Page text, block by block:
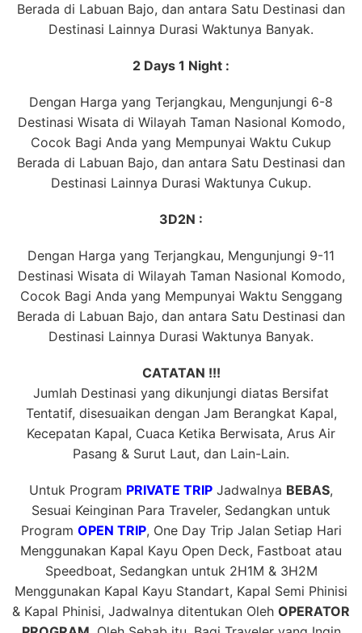
Berada di Labuan Bajo, dan antara Satu Destinasi dan
Destinasi Lainnya Durasi Waktunya Banyak.
2 Days 1 Night :
Dengan Harga yang Terjangkau, Mengunjungi 6-8
Destinasi Wisata di Wilayah Taman Nasional Komodo,
Cocok Bagi Anda yang Mempunyai Waktu Cukup
Berada di Labuan Bajo, dan antara Satu Destinasi dan
Destinasi Lainnya Durasi Waktunya Cukup.
3D2N :
Dengan Harga yang Terjangkau, Mengunjungi 9-11
Destinasi Wisata di Wilayah Taman Nasional Komodo,
Cocok Bagi Anda yang Mempunyai Waktu Senggang
Berada di Labuan Bajo, dan antara Satu Destinasi dan
Destinasi Lainnya Durasi Waktunya Banyak.
CATATAN !!!
Jumlah Destinasi yang dikunjungi diatas Bersifat
Tentatif, disesuaikan dengan Jam Berangkat Kapal,
Kecepatan Kapal, Cuaca Ketika Berwisata, Arus Air
Pasang & Surut Laut, dan Lain-Lain.
Untuk Program PRIVATE TRIP Jadwalnya BEBAS,
Sesuai Keinginan Para Traveler, Sedangkan untuk
Program OPEN TRIP, One Day Trip Jalan Setiap Hari
Menggunakan Kapal Kayu Open Deck, Fastboat atau
Speedboat, Sedangkan untuk 2H1M & 3H2M
Menggunakan Kapal Kayu Standart, Kapal Semi Phinisi
& Kapal Phinisi, Jadwalnya ditentukan Oleh OPERATOR